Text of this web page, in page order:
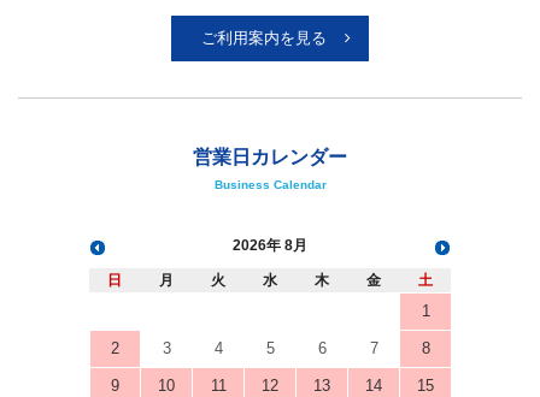
ご利用案内を見る
営業日カレンダー
Business Calendar
2026 8月
日 月 火 水 木 金 土
1
2 3 4 5 6 7 8
9 10 11 12 13 14 15